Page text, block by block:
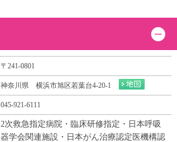
〒241-0801
神奈川県 横浜市旭区若葉台4-20-1
045-921-6111
2次救急指定病院・臨床研修指定・日本呼吸
器学会関連施設・日本がん治療認定医機構認